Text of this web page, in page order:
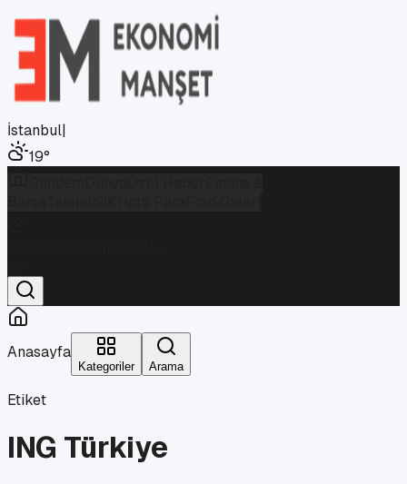
İstanbul|
19°
Anasayfa
Kategoriler Arama
Etiket
ING Türkiye